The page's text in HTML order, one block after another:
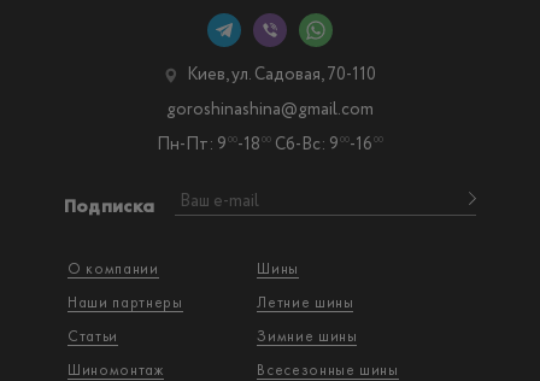
О компании
Наши партнеры
Статьи
Шиномонтаж
Шины
Летние шины
Зимние шины
Всесезонные шины
Подписка
Киев, ул. Садовая, 70-110
Пн-Пт: 9 00-18 00 Сб-Вс: 9 00-16 00
goroshinashina@gmail.com